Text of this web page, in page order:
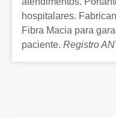
hospitalares.
Fibra Macia para
paciente. Registro